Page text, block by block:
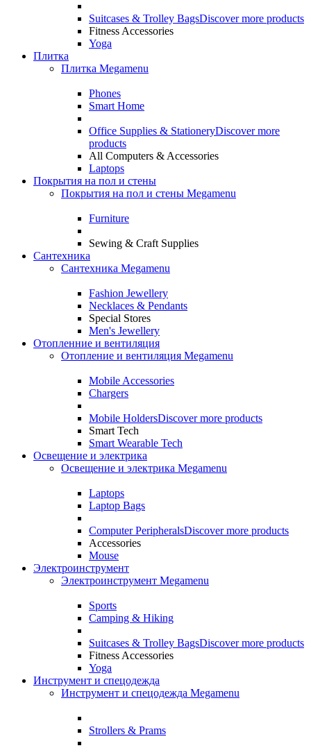
Suitcases & Trolley BagsDiscover more products
Fitness Accessories
Yoga
Плитка
Плитка Megamenu
Phones
Smart Home
Office Supplies & StationeryDiscover more
products
All Computers & Accessories
Laptops
Покрытия на пол и стены
Покрытия на пол и стены Megamenu
Furniture
Sewing & Craft Supplies
Сантехника
Сантехника Megamenu
Fashion Jewellery
Necklaces & Pendants
Special Stores
Men's Jewellery
Отопленние и вентиляция
Отопление и вентиляция Megamenu
Mobile Accessories
Chargers
Mobile HoldersDiscover more products
Smart Tech
Smart Wearable Tech
Освещение и электрика
Освещение и электрика Megamenu
Laptops
Laptop Bags
Computer PeripheralsDiscover more products
Accessories
Mouse
Электроинструмент
Электроинструмент Megamenu
Sports
Camping & Hiking
Suitcases & Trolley BagsDiscover more products
Fitness Accessories
Yoga
Инструмент и спецодежда
Инструмент и спецодежда Megamenu
Strollers & Prams